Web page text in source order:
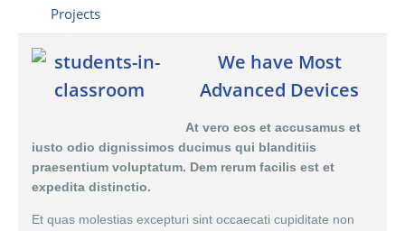
Projects
We have Most
Advanced Devices
At vero eos et accusamus et
iusto odio dignissimos ducimus qui blanditiis
praesentium voluptatum. Dem rerum facilis est et
expedita distinctio.
Et quas molestias excepturi sint occaecati cupiditate non